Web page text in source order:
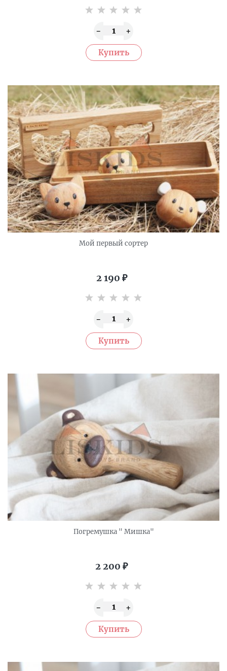
Мой первый сортер
2 190 ₽
Погремушка " Мишка"
2 200 ₽